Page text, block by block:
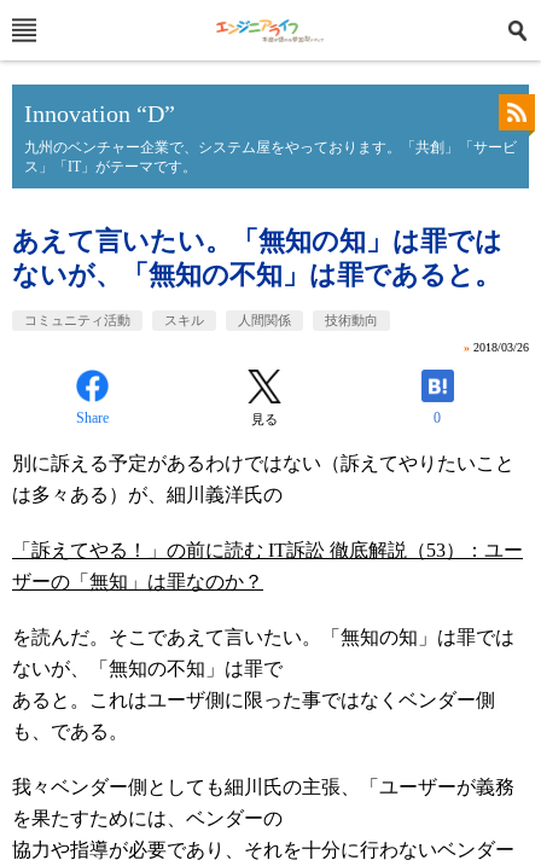
Innovation “D”
九州のベンチャー企業で、システム屋をやっております。「共創」「サービ
ス」「IT」がテーマです。
あえて言いたい。「無知の知」は罪では
ないが、「無知の不知」は罪であると。
コミュニティ活動 スキル 人間関係 技術動向
» 2018/03/26
Share 見る 0
別に訴える予定があるわけではない（訴えてやりたいこと
は多々ある）が、細川義洋氏の
「訴えてやる！」の前に読む IT訴訟 徹底解説（53）：ユー
ザーの「無知」は罪なのか？
を読んだ。そこであえて言いたい。「無知の知」は罪では
ないが、「無知の不知」は罪で
あると。これはユーザ側に限った事ではなくベンダー側
も、である。
我々ベンダー側としても細川氏の主張、「ユーザーが義務
を果たすためには、ベンダーの
協力や指導が必要であり、それを十分に行わないベンダー